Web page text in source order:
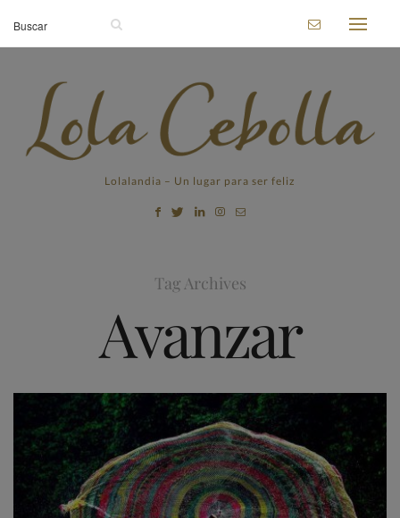
Lolalandia – Un lugar para ser feliz
Tag Archives
Avanzar